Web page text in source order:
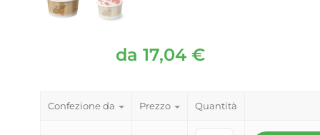
da 17,04 €
Confezione da Prezzo Quantità